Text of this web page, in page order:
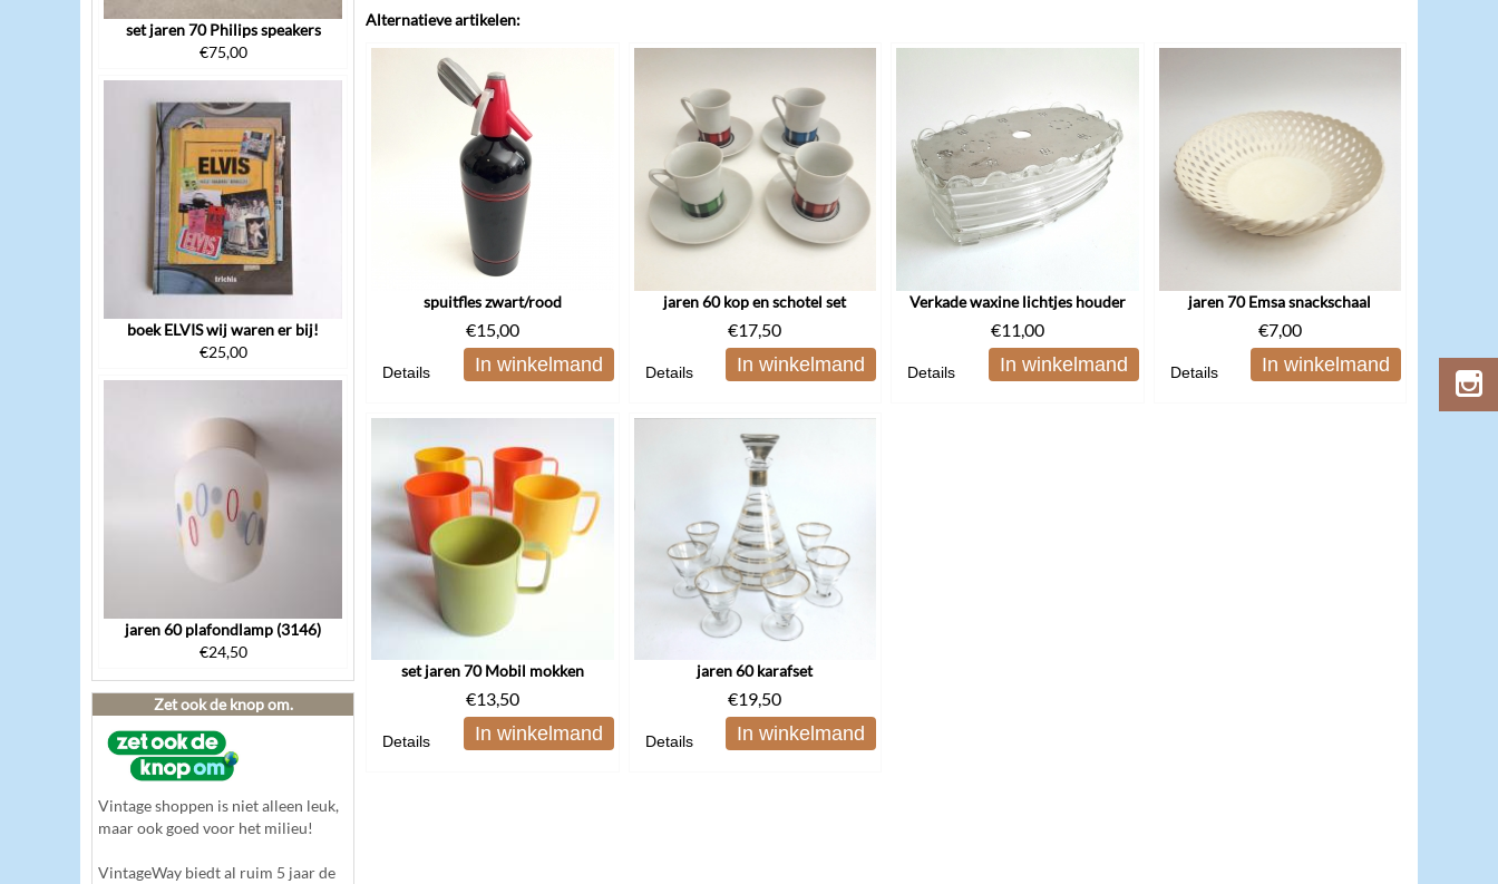
set jaren 70 Philips speakers
€75,00
boek ELVIS wij waren er bij!
€25,00
jaren 60 plafondlamp (3146)
€24,50
Zet ook de knop om.
Vintage shoppen is niet alleen leuk,
maar ook goed voor het milieu!
VintageWay biedt al ruim 5 jaar de
Alternatieve artikelen:
spuitfles zwart/rood
€15,00
Details In winkelmand
jaren 60 kop en schotel set
€17,50
Details In winkelmand
Verkade waxine lichtjes houder
€11,00
Details In winkelmand
jaren 70 Emsa snackschaal
€7,00
Details In winkelmand
set jaren 70 Mobil mokken
€13,50
Details In winkelmand
jaren 60 karafset
€19,50
Details In winkelmand